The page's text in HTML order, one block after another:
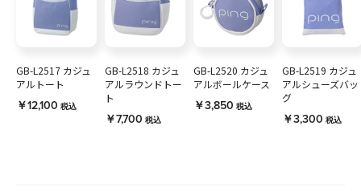
GB-L2517 カジュ
アルトート
￥12,100 税込
GB-L2518 カジュ
アルラウンドトー
ト
￥7,700 税込
GB-L2520 カジュ
アルボールケース
￥3,850 税込
GB-L2519 カジュ
アルシューズバッ
グ
￥3,300 税込